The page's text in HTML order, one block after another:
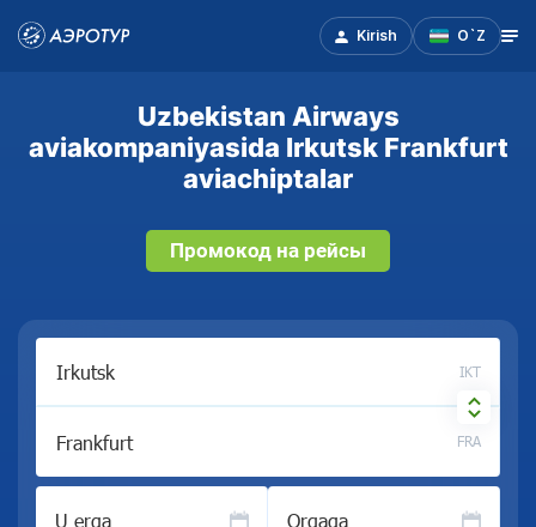
Kirish O`Z
Uzbekistan Airways
aviakompaniyasida Irkutsk Frankfurt
aviachiptalar
Промокод на рейсы
IKT
FRA
U erga Orqaga